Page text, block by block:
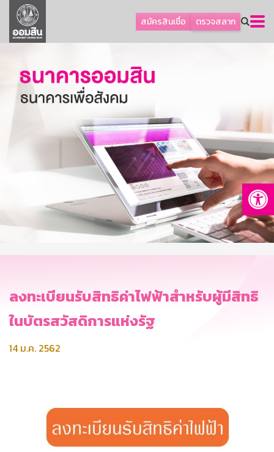
สมัครสินเชื่อ ตรวจสลาก
ลูกค้าธุรกิจ
ลูกค้าผู้ประกอบรายย่อย
ออมเพื่อสุข
เกี่ยวกับธนาคาร
การพัฒนาที่ยั่งยืน
บริการทางการเงิน
ติดต่อเรา
บริการออนไลน์
TH
EN
ลงทะเบียนรับสิทธิค่าไฟฟ้าสำหรับผู้มีสิทธิ
ในบัตรสวัสดิการแห่งรัฐ
14 ม.ค. 2562